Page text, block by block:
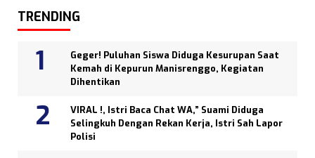
TRENDING
Geger! Puluhan Siswa Diduga Kesurupan Saat
Kemah di Kepurun Manisrenggo, Kegiatan
Dihentikan
VIRAL !, Istri Baca Chat WA,” Suami Diduga
Selingkuh Dengan Rekan Kerja, Istri Sah Lapor
Polisi